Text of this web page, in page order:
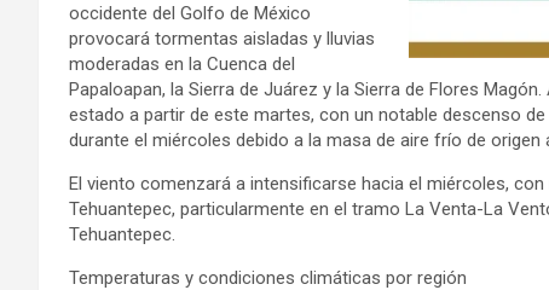
occidente del Golfo de México
provocará tormentas aisladas y lluvias
moderadas en la Cuenca del
Papaloapan, la Sierra de Juárez y la Sierra de Flores
estado a partir de este martes, con un notable descenso
durante el miércoles debido a la masa de aire frío de origen
El viento comenzará a intensificarse hacia el miércoles,
Tehuantepec, particularmente en el tramo La Venta-La
Tehuantepec.
Temperaturas y condiciones climáticas por región